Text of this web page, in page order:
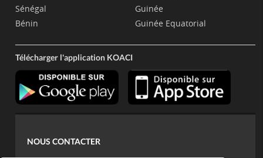
Sénégal
Bénin
Guinée
Guinée Equatorial
Télécharger l'application KOACI
NOUS CONTACTER